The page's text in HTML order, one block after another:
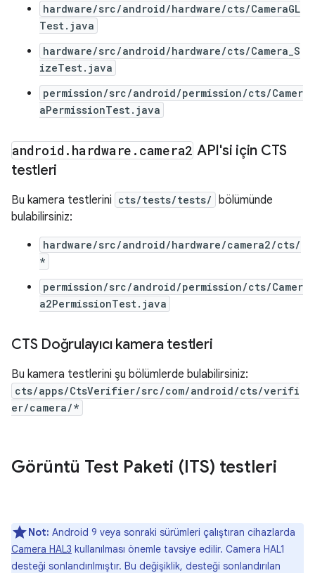
hardware/src/android/hardware/cts/CameraGL
Test.java
hardware/src/android/hardware/cts/Camera_S
izeTest.java
permission/src/android/permission/cts/Camer
aPermissionTest.java
android . hardware . camera2 API'si için CTS
testleri
Bu kamera testlerini cts/tests/tests/ bölümünde
bulabilirsiniz:
hardware/src/android/hardware/camera2/cts/
*
permission/src/android/permission/cts/Camer
a2PermissionTest.java
CTS Doğrulayıcı kamera testleri
Bu kamera testlerini şu bölümlerde bulabilirsiniz:
cts/apps/CtsVerifier/src/com/android/cts/verifi
er/camera/*
Görüntü Test Paketi (ITS) testleri
Not: Android 9 veya sonraki sürümleri çalıştıran cihazlarda
Camera HAL3 kullanılması önemle tavsiye edilir. Camera HAL1
desteği sonlandırılmıştır. Bu değişiklik, desteği sonlandırılan